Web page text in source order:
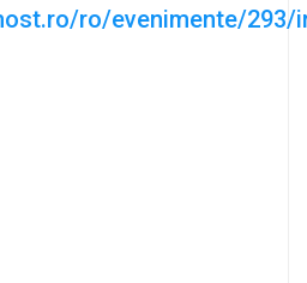
ro/evenimente/293/